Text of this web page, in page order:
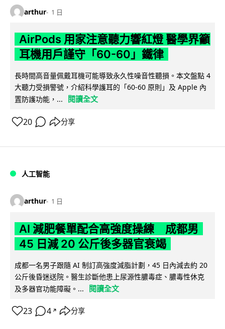
arthur 1 日
AirPods 用家注意聽力響紅燈 醫學界籲
耳機用戶謹守「60-60」鐵律
長時間高音量佩戴耳機可能導致永久性噪音性聽損。本文盤點 4
大聽力受損警號，介紹科學護耳的「60-60 原則」及 Apple 內
置防護功能，...
閱讀全文
20 分享
人工智能
arthur 1 日
AI 減肥餐單配合高強度操練 成都男
45 日減 20 公斤後多器官衰竭
成都一名男子跟隨 AI 制訂高強度減脂計劃，45 日內減去約 20
公斤後昏迷送院。醫生診斷他患上尿源性膿毒症、膿毒性休克
及多器官功能障礙。...
閱讀全文
23 4 ↗ 分享